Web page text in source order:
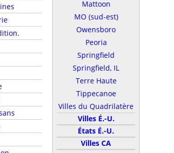
Mattoon
MO (sud-est)
Owensboro
Peoria
Springfield
Springfield, IL
Terre Haute
Tippecanoe
Villes du Quadrilatère
Villes É.-U.
États É.-U.
Villes CA